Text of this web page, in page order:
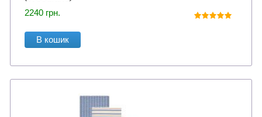
2240 грн.
В кошик